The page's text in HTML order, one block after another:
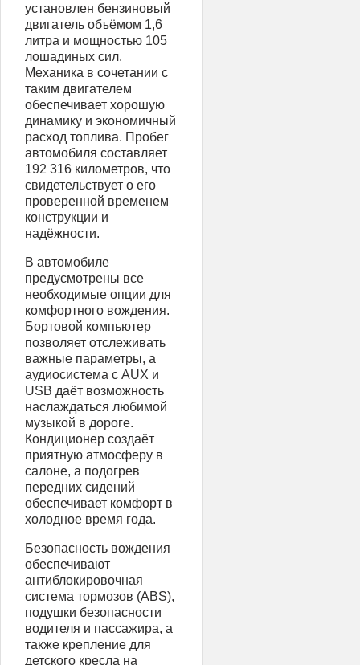
установлен бензиновый
двигатель объёмом 1,6
литра и мощностью 105
лошадиных сил.
Механика в сочетании с
таким двигателем
обеспечивает хорошую
динамику и экономичный
расход топлива. Пробег
автомобиля составляет
192 316 километров, что
свидетельствует о его
проверенной временем
конструкции и
надёжности.
В автомобиле
предусмотрены все
необходимые опции для
комфортного вождения.
Бортовой компьютер
позволяет отслеживать
важные параметры, а
аудиосистема с AUX и
USB даёт возможность
наслаждаться любимой
музыкой в дороге.
Кондиционер создаёт
приятную атмосферу в
салоне, а подогрев
передних сидений
обеспечивает комфорт в
холодное время года.
Безопасность вождения
обеспечивают
антиблокировочная
система тормозов (ABS),
подушки безопасности
водителя и пассажира, а
также крепление для
детского кресла на